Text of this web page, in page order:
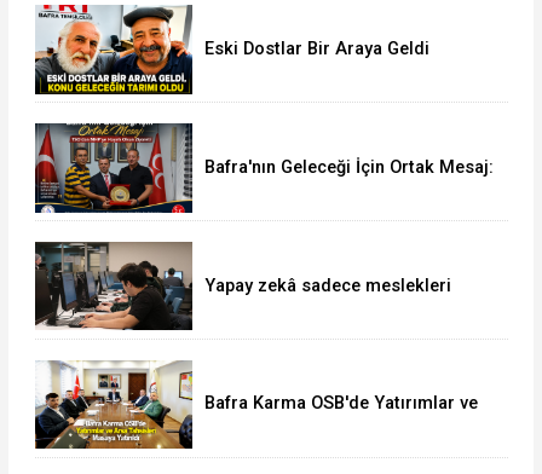
Eski Dostlar Bir Araya Geldi
Bafra'nın Geleceği İçin Ortak Mesaj:
Yapay zekâ sadece meslekleri
Bafra Karma OSB'de Yatırımlar ve